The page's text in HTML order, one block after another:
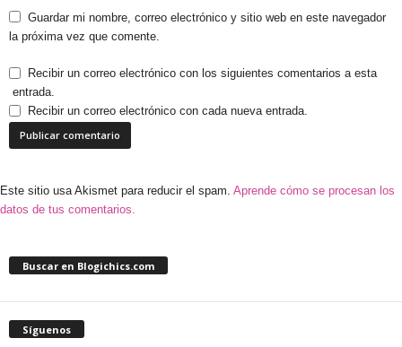
Guardar mi nombre, correo electrónico y sitio web en este navegador
la próxima vez que comente.
Recibir un correo electrónico con los siguientes comentarios a esta
entrada.
Recibir un correo electrónico con cada nueva entrada.
Este sitio usa Akismet para reducir el spam. Aprende cómo se procesan los
datos de tus comentarios.
Buscar en Blogichics.com
Síguenos